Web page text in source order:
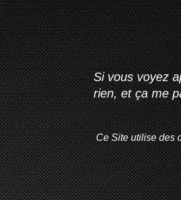
Si vous voyez
rien, et ça me
Ce Site utilise des